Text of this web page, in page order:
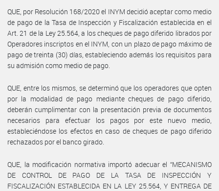
QUE, por Resolución 168/2020 el INYM decidió aceptar como medio
de pago de la Tasa de Inspección y Fiscalización establecida en el
Art. 21 de la Ley 25.564, a los cheques de pago diferido librados por
Operadores inscriptos en el INYM, con un plazo de pago máximo de
pago de treinta (30) días, estableciendo además los requisitos para
su admisión como medio de pago.
QUE, entre los mismos, se determinó que los operadores que opten
por la modalidad de pago mediante cheques de pago diferido,
deberán cumplimentar con la presentación previa de documentos
necesarios para efectuar los pagos por este nuevo medio,
estableciéndose los efectos en caso de cheques de pago diferido
rechazados por el banco girado.
QUE, la modificación normativa importó adecuar el “MECANISMO
DE CONTROL DE PAGO DE LA TASA DE INSPECCIÓN Y
FISCALIZACIÓN ESTABLECIDA EN LA LEY 25.564, Y ENTREGA DE